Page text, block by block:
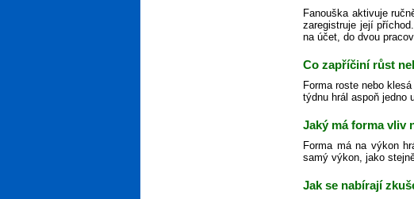
Fanouška aktivuje
zaregistruje její
na účet, do dvou
Co zapříčiní růst
Forma roste nebo
týdnu hrál aspoň jedno
Jaký má forma vliv
Forma má na výkon
samý výkon, jako
Jak se nabírají